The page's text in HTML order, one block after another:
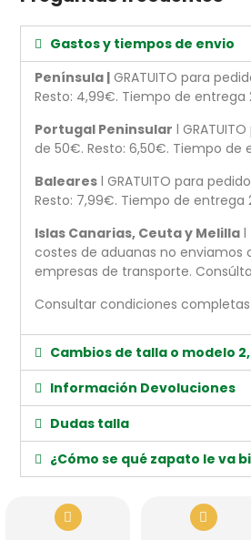
Gastos y tiempos de envio
Península | GRATUITO para
Resto: 4,99€. Tiempo de entrega
Portugal Peninsular l
de 50€. Resto: 6,50€. Tiempo
Baleares l GRATUITO para
Resto: 7,99€. Tiempo de entrega
Islas Canarias, Ceuta y Melilla l
costes de aduanas no enviamos
empresas de transporte.
Consultar condiciones
Cambios de talla o modelo
Información Devoluciones
Dudas talla
¿Cómo se qué zapato le va